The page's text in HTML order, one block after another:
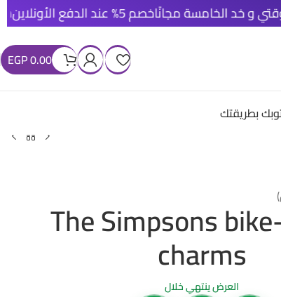
شحن مجاني لكل خصم 5% عند الدفع الأونلاين
EGP0.00
بطريقتك
The Simpsons
charms
العرض ينتهي خلال